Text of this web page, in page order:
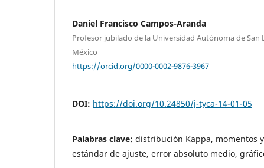
Daniel Francisco Campos-Aranda
Profesor jubilado de la Universidad Autónoma de San
México
https://orcid.org/0000-0002-9876-3967
DOI: https://doi.org/10.24850/j-tyca-14-01-05
Palabras clave: distribución Kappa, momentos
estándar de ajuste, error absoluto medio,